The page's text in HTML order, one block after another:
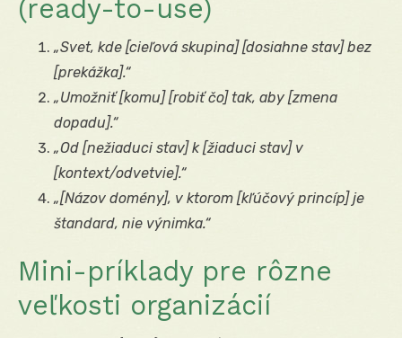
(ready-to-use)
„Svet, kde [cieľová skupina] [dosiahne stav] bez
[prekážka].“
„Umožniť [komu] [robiť čo] tak, aby [zmena
dopadu].“
„Od [nežiaduci stav] k [žiaduci stav] v
[kontext/odvetvie].“
„[Názov domény], v ktorom [kľúčový princíp] je
štandard, nie výnimka.“
Mini-príklady pre rôzne
veľkosti organizácií